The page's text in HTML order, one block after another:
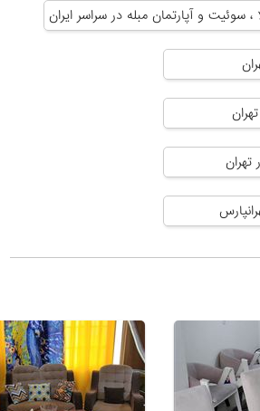
، سوئیت و آپارتمان مبله در سراسر ایران